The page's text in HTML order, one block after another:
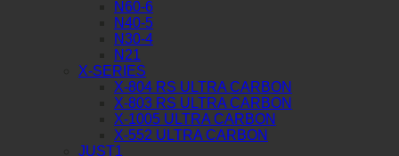
N60-6
N40-5
N30-4
N21
X-SERIES
X-804 RS ULTRA CARBON
X-803 RS ULTRA CARBON
X-1005 ULTRA CARBON
X-552 ULTRA CARBON
JUST1